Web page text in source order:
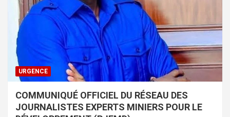
URGENCE
COMMUNIQUÉ OFFICIEL DU RÉSEAU DES
JOURNALISTES EXPERTS MINIERS POUR LE